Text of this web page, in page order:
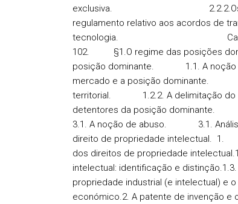
exclusiva. 2.2.2.Os acordos
regulamento relativo aos acordos de
tecnologia.
102. §1 .O regime das posições
posição dominante. 1.1. A
mercado e a posição dominante.
territorial. 1.2.2. A delimitação
detentores da posição
3.1. A noção de abuso. 3.1.
direito de propriedade intelectual. 1.
dos direitos de propriedade
intelectual: identificação e
propriedade industrial (e intelectual) e
económico.2. Apatente de invenção e